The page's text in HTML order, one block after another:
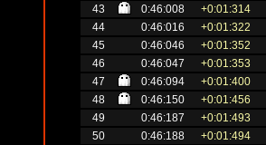
43
0:46:008 +0:01:314
44
0:46:016 +0:01:322
45
0:46:046 +0:01:352
46
0:46:047 +0:01:353
47
0:46:094 +0:01:400
48
0:46:150 +0:01:456
49
0:46:187 +0:01:493
50
0:46:188 +0:01:494